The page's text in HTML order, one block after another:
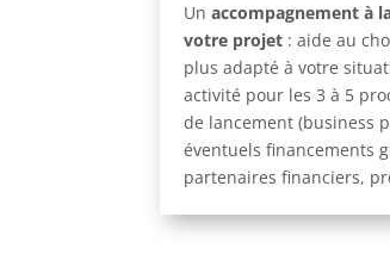
Unaccompagnement à
votre projet : aide au
plus adapté à votre
activité pour les 3 à 5
de lancement (business
éventuels financements
partenaires financiers,